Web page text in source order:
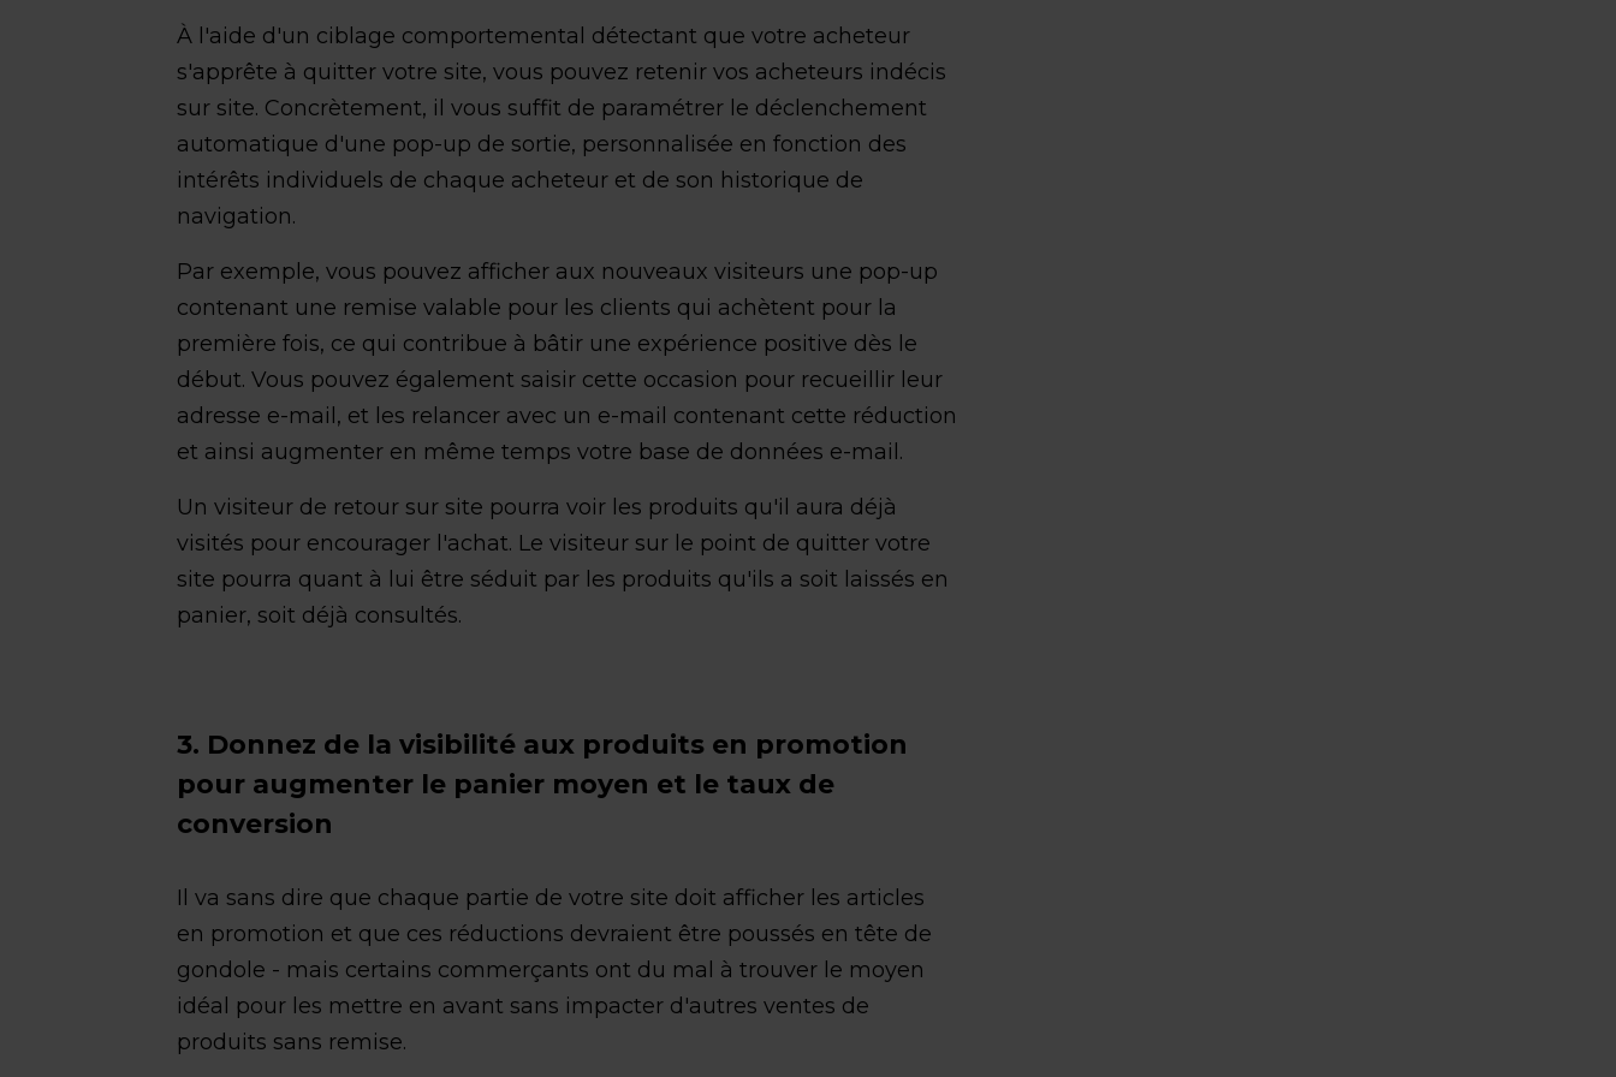
À l'aide d'un ciblage comportemental détectant que votre acheteur
s'apprête à quitter votre site, vous pouvez retenir vos acheteurs indécis
sur site. Concrètement, il vous suffit de paramétrer le déclenchement
automatique d'une pop-up de sortie, personnalisée en fonction des
intérêts individuels de chaque acheteur et de son historique de
navigation.
Par exemple, vous pouvez afficher aux nouveaux visiteurs une pop-up
contenant une remise valable pour les clients qui achètent pour la
première fois, ce qui contribue à bâtir une expérience positive dès le
début. Vous pouvez également saisir cette occasion pour recueillir leur
adresse e-mail, et les relancer avec un e-mail contenant cette réduction
et ainsi augmenter en même temps votre base de données e-mail.
Un visiteur de retour sur site pourra voir les produits qu'il aura déjà
visités pour encourager l'achat. Le visiteur sur le point de quitter votre
site pourra quant à lui être séduit par les produits qu'ils a soit laissés en
panier, soit déjà consultés.
3. Donnez de la visibilité aux produits en promotion
pour augmenter le panier moyen et le taux de
conversion
Il va sans dire que chaque partie de votre site doit afficher les articles
en promotion et que ces réductions devraient être poussés en tête de
gondole - mais certains commerçants ont du mal à trouver le moyen
idéal pour les mettre en avant sans impacter d'autres ventes de
produits sans remise.